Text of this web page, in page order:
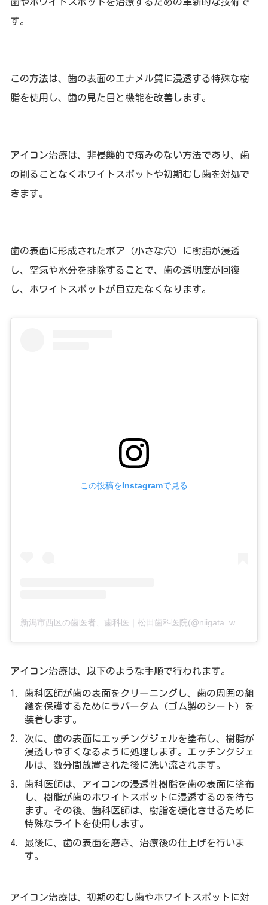
す。
この方法は、歯の表面のエナメル質に浸透する特殊な樹
脂を使用し、歯の見た目と機能を改善します。
アイコン治療は、非侵襲的で痛みのない方法であり、歯
の削ることなくホワイトスポットや初期むし歯を対処で
きます。
歯の表面に形成されたポア（小さな穴）に樹脂が浸透
し、空気や水分を排除することで、歯の透明度が回復
し、ホワイトスポットが目立たなくなります。
この投稿をInstagramで見る
新潟市西区の歯医者、歯科医｜松田歯科医院(@niigata_west_matsuda)がシェアした投稿
アイコン治療は、以下のような手順で行われます。
歯科医師が歯の表面をクリーニングし、歯の周囲の組
織を保護するためにラバーダム（ゴム製のシート）を
装着します。
次に、歯の表面にエッチングジェルを塗布し、樹脂が
浸透しやすくなるように処理します。エッチングジェ
ルは、数分間放置された後に洗い流されます。
歯科医師は、アイコンの浸透性樹脂を歯の表面に塗布
し、樹脂が歯のホワイトスポットに浸透するのを待ち
ます。その後、歯科医師は、樹脂を硬化させるために
特殊なライトを使用します。
最後に、歯の表面を磨き、治療後の仕上げを行いま
す。
アイコン治療は、初期のむし歯やホワイトスポットに対